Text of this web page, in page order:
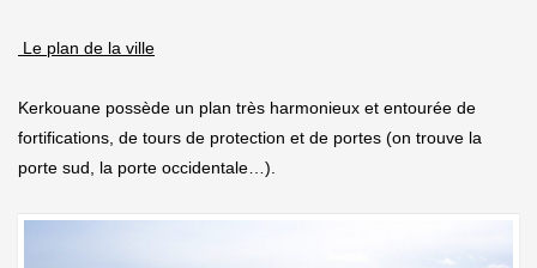
Le plan de la ville
Kerkouane possède un plan très harmonieux et entourée de
fortifications, de tours de protection et de portes (on trouve la
porte sud, la porte occidentale…).